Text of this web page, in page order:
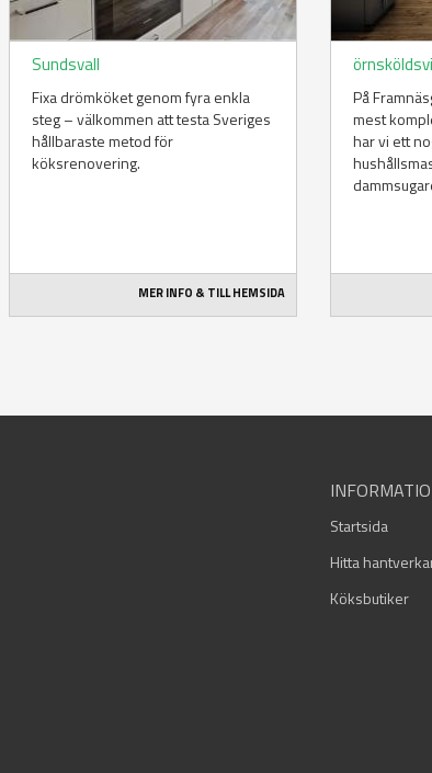
Sundsvall
Fixa drömköket genom fyra enkla
steg – välkommen att testa Sveriges
hållbaraste metod för
köksrenovering.
MER INFO & TILL HEMSIDA
På
mest
har vi ett
Startsida
Hitta
Köksbutiker